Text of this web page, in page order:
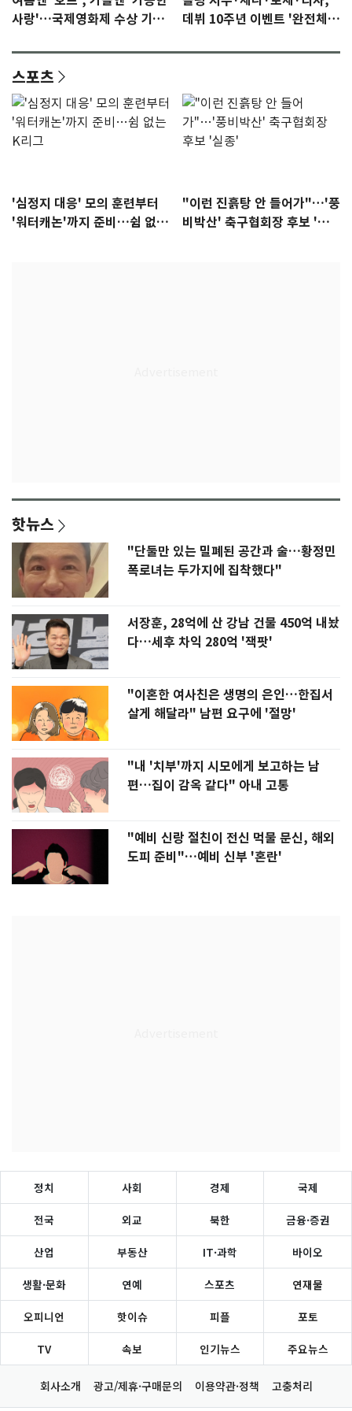
사랑'…국제영화제 수상 기대
데뷔 10주년 이벤트 '완전체'
스포츠
'심정지 대응' 모의 훈련부터
'워터캐논'까지 준비…쉼 없는
"이런 진흙탕 안 들어가"…'풍
비박산' 축구협회장 후보 '실
핫뉴스
"단둘만 있는 밀폐된 공간과 술…황정민
폭로녀는 두가지에 집착했다"
서장훈, 28억에 산 강남 건물 450억 내놨
다…세후 차익 280억 '잭팟'
"이혼한 여사친은 생명의 은인…한집서
살게 해달라" 남편 요구에 '절망'
"내 '치부'까지 시모에게 보고하는 남
편…집이 감옥 같다" 아내 고통
"예비 신랑 절친이 전신 먹물 문신, 해외
도피 준비"…예비 신부 '혼란'
정치 사회 경제 국제
전국 외교 북한 금융·증권
산업 부동산 IT·과학 바이오
생활·문화 연예 스포츠 연재물
오피니언 핫이슈 피플 포토
TV 속보 인기뉴스 주요뉴스
회사소개 광고/제휴·구매문의 이용약관·정책 고충처리